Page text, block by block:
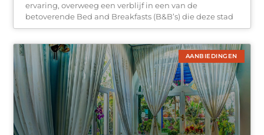
ervaring, overweeg een verblijf in een van de
betoverende Bed and Breakfasts (B&B’s) die deze stad
AANBIEDINGEN